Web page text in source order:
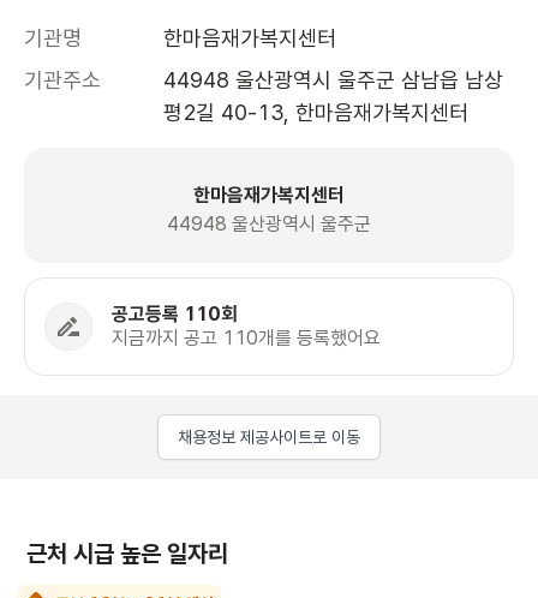
기관명
한마음재가복지센터
기관주소
44948 울산광역시 울주군 삼남읍 남상
평2길 40-13, 한마음재가복지센터
한마음재가복지센터
44948 울산광역시 울주군
공고등록 110회
지금까지 공고 110개를 등록했어요
채용정보 제공사이트로 이동
근처 시급 높은 일자리